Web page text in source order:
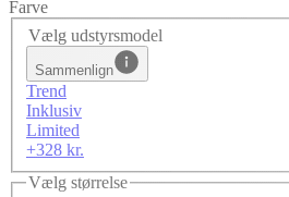
Farve
Vælg udstyrsmodel
Sammenlign
Trend
Inklusiv
Limited
+328 kr.
Vælg størrelse